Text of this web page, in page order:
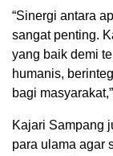
“Sinergi antara
sangat penting.
yang baik demi
humanis,
bagi
Kajari Sampang
para ulama agar